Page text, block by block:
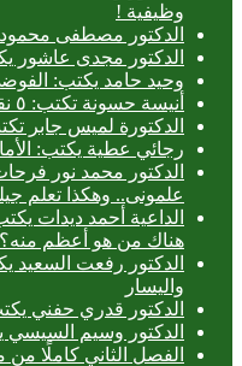
وظيفية !
الدكتور مصطفى
الدكتور مجدى عاشور
وحيد حامد يكتب:
أنيسة حسونة تكتب: ٥ نقط «مزايدة» بسْ يا عم صالح!
الدكتورة لميس جابر
رجائي عطية يكتب:
الدكتور محمد نور
علمونى.. وهكذا تعلم
الداعية أحمد ديدات
هناك من هو أعظم منه؟
الدكتور رفعت السعيد
واليسار
الدكتور قدري حفني
الدكتور وسيم
الفصل الثاني كاملًا من